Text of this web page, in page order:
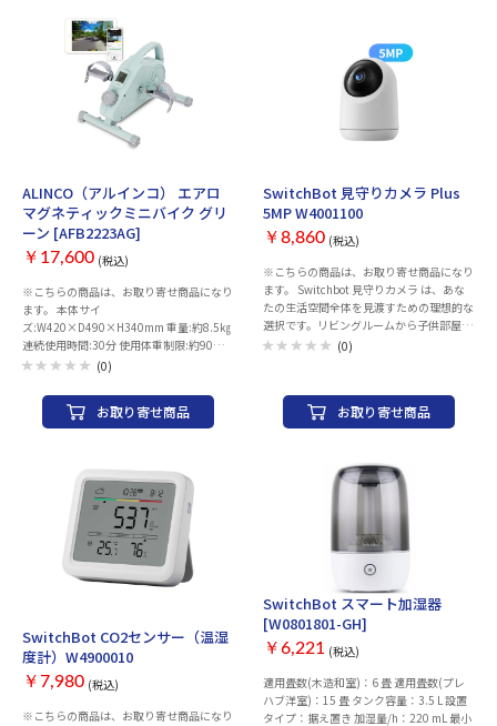
法：約W240×H380×D317mm(フードト
レイ設置時) ■容量：約4.5L(ドライフード
約1.5~2.5kg) ■重量：約2.6kg ■材質(本
体)：ABS樹脂 ■材質(トレイ)：ABS樹脂、
ステンレス ■電源：噛みちぎり防止カバ
ー付きAC-DCアダプター (5V2A) ※本製品
は電源コードの噛みちぎりによる危険対策
品ですが100%の安全を保証するもので は
リ乾電池 (3本) ※任意でご使用ください。
電池のみの場合はWi-Fi機能は使えませ
ん。 ■定格出力：2.5W ■カメラ：
F2.0:160° ※超広角レンズ搭載FHDカメラ
夜間撮影機能「ナイトビジョン」搭載 ■
15mmのドライタイプまたはフリーズドラ
イタイプのドッグフードキャットフード
■ペットの品種：猫、ミックス猫、雑種、
マンチカン、スコティッシュフォールド、
ロシアンブルー、アメリカンショートヘ
犬、雑種、プードル、トイ・プードル、チ
ワワ、ミニチュア・ダックスフンド、ポメ
ラニアン、ヨークシャ、パピヨン、パグ、
ュナウザー ■お手入れ方法：内部タンク
とトレイは手洗い可能 ※缶詰フードやウ
ェットフード、半生フード、スナックは対
応外。故障の原因となりますので絶対使用
しないでください。 ※製品改良のため、
デザイン・仕様等予告なしに変更する場合
があります。ご了承ください。 ※本製品を
※アプリ対応OS：android ver.5.0以上
IOS1.0以降/iPhone、iPadに対応 対応
Wi-fi:2.4GHz 推奨環境:10Mbps以上
るかどうかを心配する必要がありません。
池へ】 CR123Aという特殊電池から買い求
めやすい単３電池に替えて、より耐久性あ
式バッテリー360日の長寿命へ】 別売の充
の電力が尽きたら、アラートで通知、自動
でBサイド給電に切替。 -Aサイドを取り
外して充電する場合、Bサイドで給電し続
け、バッテリー切れの心配から解放。 ◆
チで鍵を開閉、指で押して扉を開けるだ
け。】 ワンタッチで鍵を開け閉めできる
クイックキー設計で、鍵を回す動作を繰り
返す必要がなくなります。 ②【解錠の時間
が２秒から１秒へ】 解錠の時間が2秒→1
ルミニウム合金を使用。 耐久性がアップ
し、高級感あふれる外観へ。
ALINCO（アルインコ） エアロ
マグネティックミニバイク グリ
ーン [AFB2223AG]
￥17,600 (税込)
※こちらの商品は、お取り寄せ商品になり
ます。 本体サイ
ズ:W420×D490×H340mm 重量:約8.5㎏
連続使用時間:30分 使用体重制限:約90㎏
電源:単4乾電池×2本 材質:スチール、
(0)
お取り寄せ商品
SwitchBot 見守りカメラ Plus
5MP W4001100
￥8,860 (税込)
※こちらの商品は、お取り寄せ商品になり
ます。 Switchbot 見守りカメラ は、あな
たの生活空間全体を見渡すための理想的な
選択です。リビングルームから子供部屋、
ペットのエリアまで一瞥できます。昼夜を
します。 ■500万画素で細部までくっきり
鮮明に ■暗闇でもOK！昼夜問わずクリア
なカラービジョンを ■音声操作でハンズ
保護 ■データの保存はローカルでも、ク
(0)
お取り寄せ商品
SwitchBot CO2センサー（温湿
度計）W4900010
￥7,980 (税込)
※こちらの商品は、お取り寄せ商品になり
SwitchBot スマート加湿器
[W0801801-GH]
￥6,221 (税込)
適用畳数(木造和室)：6 畳 適用畳数(プレ
ハブ洋室)：15 畳 タンク容量：3.5 L 設置
タイプ：据え置き 加湿量/h：220 mL 最小